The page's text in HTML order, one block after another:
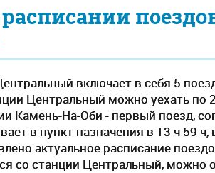
включает в себя 5
Центральный можно уехать по
Камень-На-Оби - первый поезд,
в пункт назначения в 13 ч 59
актуальное расписание
со станции Центральный, можно